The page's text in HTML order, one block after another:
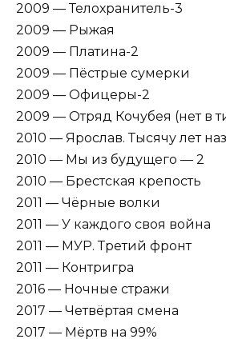
2009 — Телохранитель-3
2009 — Рыжая
2009 — Платина-2
2009 — Пёстрые сумерки
2009 — Офицеры-2
2009 — Отряд Кочубея (нет в
2010 — Ярослав. Тысячу лет
2010 — Мы из будущего — 2
2010 — Брестская крепость
2011 — Чёрные волки
2011 — У каждого своя война
2011 — МУР. Третий фронт
2011 — Контригра
2016 — Ночные стражи
2017 — Четвёртая смена
2017 — Мёртв на 99%